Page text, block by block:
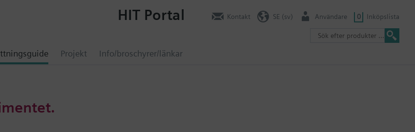
Projekt Info/broschyrer/länkar
HIT Portal Kontakt SE (sv) Användare 0 Inköpslista